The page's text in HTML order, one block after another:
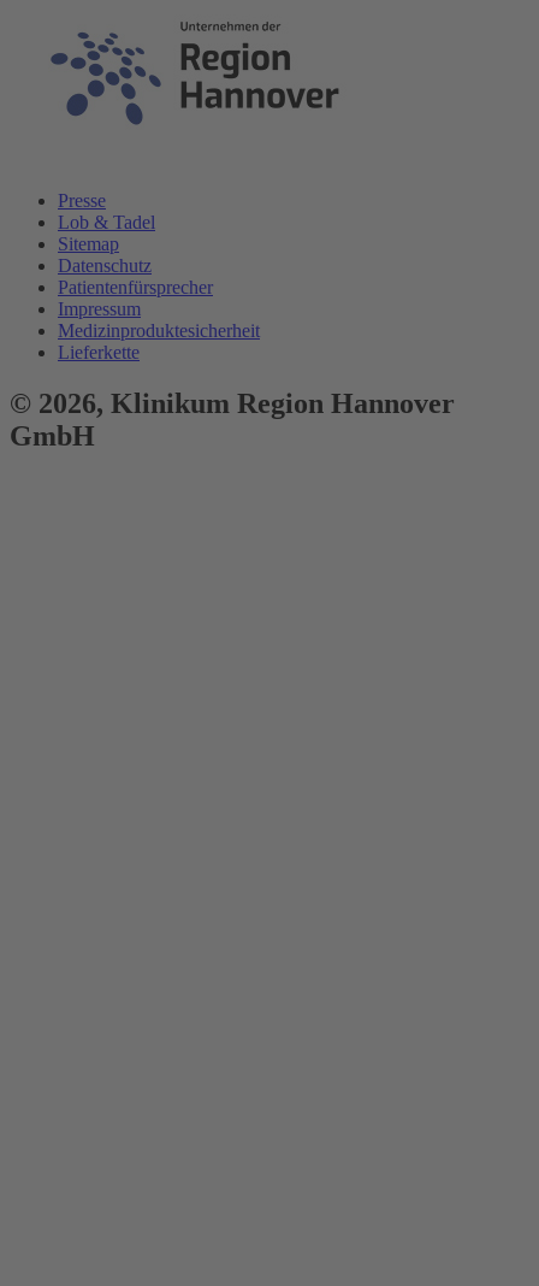
Presse
Lob & Tadel
Sitemap
Datenschutz
Patientenfürsprecher
Impressum
Medizinproduktesicherheit
Lieferkette
© 2026, Klinikum Region Hannover
GmbH